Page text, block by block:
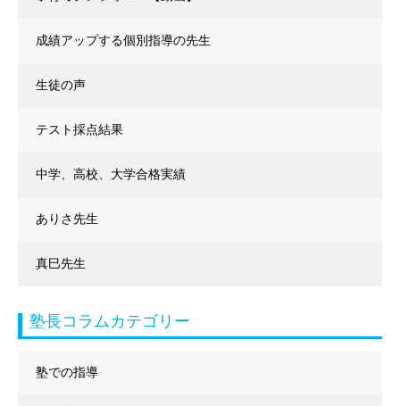
成績アップする個別指導の先生
生徒の声
テスト採点結果
中学、高校、大学合格実績
ありさ先生
真巳先生
塾長コラムカテゴリー
塾での指導